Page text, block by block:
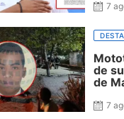
7
de
de
7